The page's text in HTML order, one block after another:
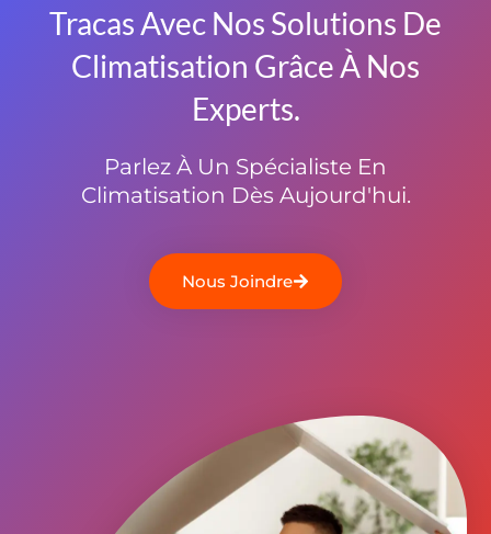
Tracas Avec Nos Solutions De
Climatisation Grâce À Nos
Experts.
Parlez À Un Spécialiste En
Climatisation Dès Aujourd'hui.
Nous Joindre